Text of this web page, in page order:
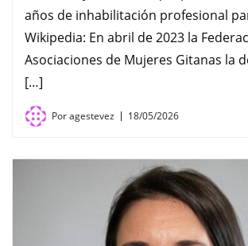
años de inhabilitación profesional
Wikipedia: En abril de 2023 la
Asociaciones de Mujeres Gitanas la
[…]
Poragestevez 18/05/2026